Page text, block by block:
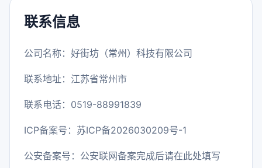
联系信息
公司名称：好街坊（常州）科技有限公司
联系地址：江苏省常州市
联系电话：0519-88991839
ICP备案号： 苏ICP备2026030209号-1
公安备案号：公安联网备案完成后请在此处填写